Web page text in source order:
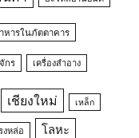
หารในภัตตาคาร
กร เครื่องสำอาง
เชียงใหม่ เหล็ก
งหล่อ โลหะ